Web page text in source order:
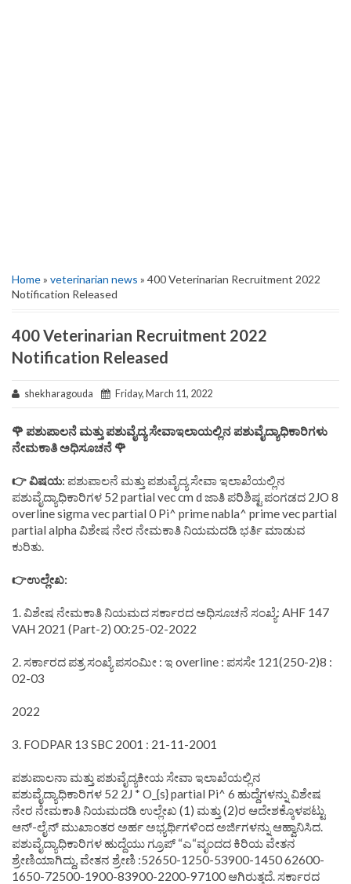
Home» veterinarian news » 400 Veterinarian Recruitment 2022
Notification Released
400 Veterinarian Recruitment 2022
Notification Released
shekharagouda Friday, March 11, 2022
🌹 ಪಶುಪಾಲನೆ ಮತ್ತು ಪಶುವೈದ್ಯ ಸೇವಾಇಲಾಯಲ್ಲಿನ ಪಶುವೈದ್ಯಾಧಿಕಾರಿಗಳು
ನೇಮಕಾತಿ ಅಧಿಸೂಚನೆ 🌹
👉 ವಿಷಯ: ಪಶುಪಾಲನೆ ಮತ್ತು ಪಶುವೈದ್ಯ ಸೇವಾ ಇಲಾಖೆಯಲ್ಲಿನ
ಪಶುವೈದ್ಯಾಧಿಕಾರಿಗಳ 52 partial vec cm d ಜಾತಿ ಪರಿಶಿಷ್ಟ ಪಂಗಡದ 2JO 8
overline sigma vec partial 0 Pi^ prime nabla^ prime vec partial
partial alpha ವಿಶೇಷ ನೇರ ನೇಮಕಾತಿ ನಿಯಮದಡಿ ಭರ್ತಿ ಮಾಡುವ
ಕುರಿತು.
👉ಉಲ್ಲೇಖ:
1. ವಿಶೇಷ ನೇಮಕಾತಿ ನಿಯಮದ ಸರ್ಕಾರದ ಅಧಿಸೂಚನೆ ಸಂಖ್ಯೆ: AHF 147
VAH 2021 (Part-2) 00:25-02-2022
2. ಸರ್ಕಾರದ ಪತ್ರ ಸಂಖ್ಯೆ ಪಸಂಮೀ : ಇ overline : ಪಸಸೇ 121(250-2)8 :
02-03
2022
3. FODPAR 13 SBC 2001 : 21-11-2001
ಪಶುಪಾಲನಾ ಮತ್ತು ಪಶುವೈದ್ಯಕೀಯ ಸೇವಾ ಇಲಾಖೆಯಲ್ಲಿನ
ಪಶುವೈದ್ಯಾಧಿಕಾರಿಗಳ 52 2J * O_{s} partial Pi^ 6 ಹುದ್ದೆಗಳನ್ನು ವಿಶೇಷ
ನೇರ ನೇಮಕಾತಿ ನಿಯಮದಡಿ ಉಲ್ಲೇಖ (1) ಮತ್ತು (2)ರ ಆದೇಶಕ್ಕೊಳಪಟ್ಟು
ಆನ್-ಲೈನ್ ಮುಖಾಂತರ ಅರ್ಹ ಅಭ್ಯರ್ಥಿಗಳಿಂದ ಅರ್ಜಿಗಳನ್ನು ಆಹ್ವಾನಿಸಿದ.
ಪಶುವೈದ್ಯಾಧಿಕಾರಿಗಳ ಹುದ್ದೆಯು ಗ್ರೂಪ್ “ಎ“ವೃಂದದ ಕಿರಿಯ ವೇತನ
ಶ್ರೇಣಿಯಾಗಿದ್ದು, ವೇತನ ಶ್ರೇಣಿ :52650-1250-53900-1450 62600-
1650-72500-1900-83900-2200-97100 ಆಗಿರುತ್ತದೆ. ಸರ್ಕಾರದ